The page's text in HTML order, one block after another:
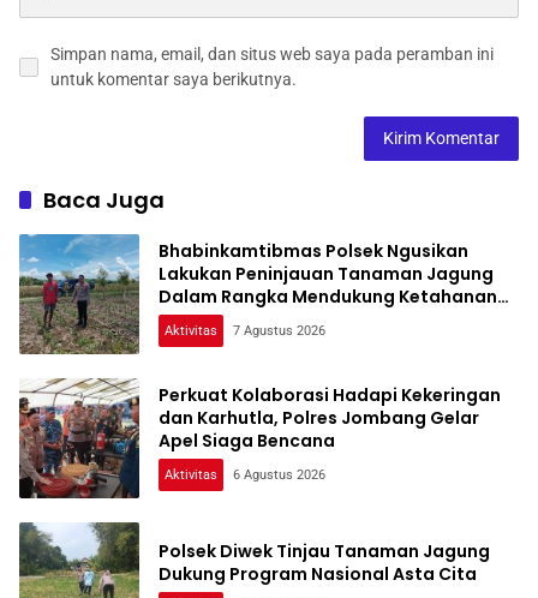
Simpan nama, email, dan situs web saya pada peramban ini
untuk komentar saya berikutnya.
Baca Juga
Bhabinkamtibmas Polsek Ngusikan
Lakukan Peninjauan Tanaman Jagung
Dalam Rangka Mendukung Ketahanan
Pangan
Aktivitas 7 Agustus 2026
Perkuat Kolaborasi Hadapi Kekeringan
dan Karhutla, Polres Jombang Gelar
Apel Siaga Bencana
Aktivitas 6 Agustus 2026
Polsek Diwek Tinjau Tanaman Jagung
Dukung Program Nasional Asta Cita